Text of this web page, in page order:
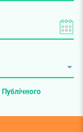
Публічного